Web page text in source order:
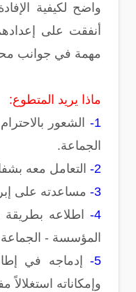
واضح لكيفية
أنفقت على
مهمة في جوانب
ماذا يريد المتطوع:
1-
الشعور
الجماعة.
2-
التعامل معه
3- مساعدته على
4-
اطلاعه
المؤسسة - الجماعة
5-
إدماجه في
وإمكاناته استغلالاً